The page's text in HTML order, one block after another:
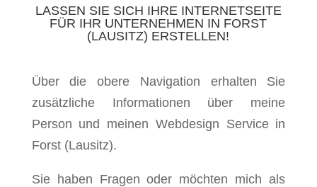
LASSEN SIE SICH IHRE INTERNETSEITE
FÜR IHR UNTERNEHMEN IN FORST
(LAUSITZ) ERSTELLEN!
Über die obere Navigation erhalten Sie
zusätzliche Informationen über meine
Person und meinen Webdesign Service in
Forst (Lausitz).
Sie haben Fragen oder möchten mich als